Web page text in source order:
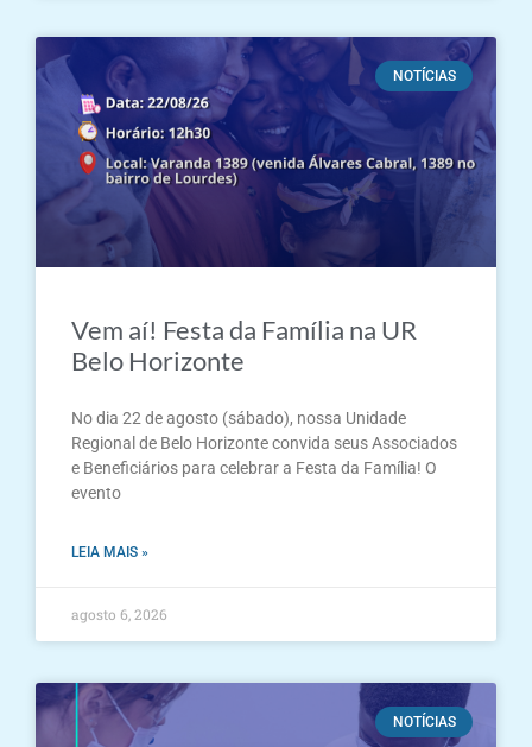
NOTÍCIAS
Vem aí! Festa da Família na UR
Belo Horizonte
No dia 22 de agosto (sábado), nossa Unidade
Regional de Belo Horizonte convida seus Associados
e Beneficiários para celebrar a Festa da Família! O
evento
LEIA MAIS »
agosto 6, 2026
NOTÍCIAS